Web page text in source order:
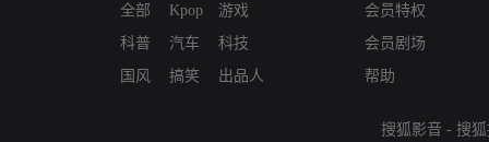
全部
科普
国风
Kpop
汽车
搞笑
游戏
科技
出品人
会员特权
会员剧场
帮助
搜狐影音 - 搜